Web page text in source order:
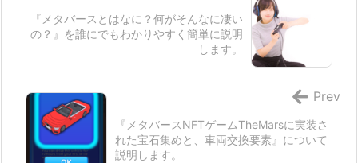
『メタバースとはなに？何がそんなに凄い
の？』を誰にでもわかりやすく簡単に説明
します。
『メタバースNFTゲームTheMarsに実装さ
れた宝石集めと、車両交換要素』について
説明します。
Prev